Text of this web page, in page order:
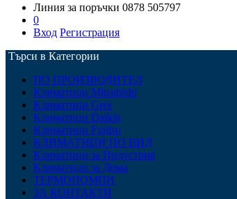
Линия за поръчки 0878 505797
0
Вход Регистрация
Търси в Категории
ПО ПРОИЗВОДИТЕЛ
Климатици Mitsubishi
Климатици Gree
Климатици Daikin
Климатици Fujitsu
КЛИМАТИЦИ ПО ВИД
Климатици за Индустрия
Климатици за Дома
ТЕРМОПОМПИ
ЗА КОНТАКТИ